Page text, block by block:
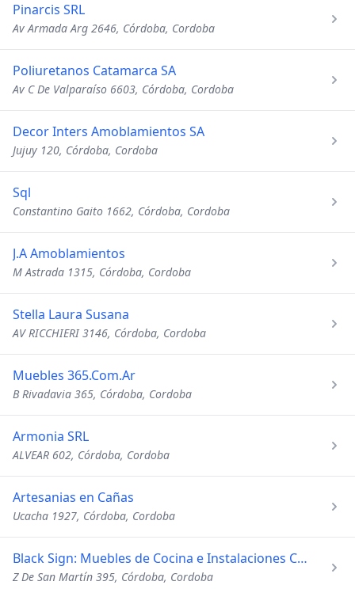
Pinarcis SRL
Av Armada Arg 2646, Córdoba, Cordoba
Poliuretanos Catamarca SA
Av C De Valparaíso 6603, Córdoba, Cordoba
Decor Inters Amoblamientos SA
Jujuy 120, Córdoba, Cordoba
Sql
Constantino Gaito 1662, Córdoba, Cordoba
J.A Amoblamientos
M Astrada 1315, Córdoba, Cordoba
Stella Laura Susana
AV RICCHIERI 3146, Córdoba, Cordoba
Muebles 365.Com.Ar
B Rivadavia 365, Córdoba, Cordoba
Armonia SRL
ALVEAR 602, Córdoba, Cordoba
Artesanias en Cañas
Ucacha 1927, Córdoba, Cordoba
Black Sign: Muebles de Cocina e Instalaciones Comerciales
Z De San Martín 395, Córdoba, Cordoba